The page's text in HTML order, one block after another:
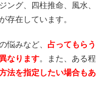
ング、四柱推命、風水、
存在しています。
悩みなど、 占ってもらう
なります。また、ある程
法を指定したい場合もあ